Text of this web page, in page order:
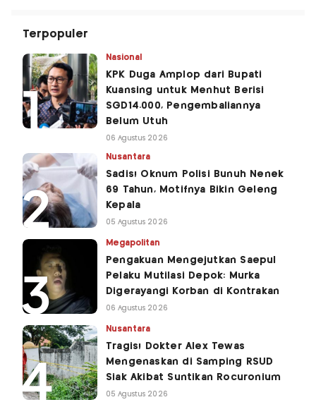
Terpopuler
Nasional
KPK Duga Amplop dari Bupati
Kuansing untuk Menhut Berisi
SGD14.000, Pengembaliannya
Belum Utuh
06 Agustus 2026
Nusantara
Sadis! Oknum Polisi Bunuh Nenek
69 Tahun, Motifnya Bikin Geleng
Kepala
05 Agustus 2026
Megapolitan
Pengakuan Mengejutkan Saepul
Pelaku Mutilasi Depok: Murka
Digerayangi Korban di Kontrakan
06 Agustus 2026
Nusantara
Tragis! Dokter Alex Tewas
Mengenaskan di Samping RSUD
Siak Akibat Suntikan Rocuronium
05 Agustus 2026